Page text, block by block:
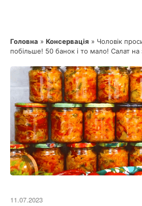
Головна » Консервація » Чоловік
побільше! 50 банок і то мало! Салат на
11.07.2023